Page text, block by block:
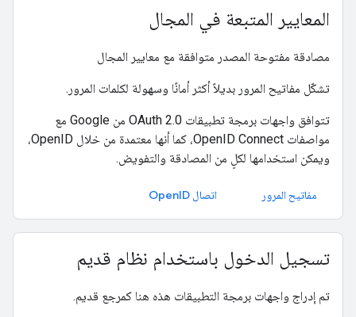
المعايير المتبعة في المجال
مصادقة مفتوحة المصدر متوافقة مع معايير المجال
تشكّل مفاتيح المرور بديلاً أكثر أمانًا وسهولة لكلمات المرور.
تتوافق واجهات برمجة تطبيقات OAuth 2.0 من Google مع
مواصفات OpenID Connect، كما أنها معتمدة من خلال OpenID،
ويمكن استخدامها لكلٍ من المصادقة والتفويض.
مفاتيح المرور اتصال OpenID
تسجيل الدخول باستخدام نظام قديم
تم إدراج واجهات برمجة التطبيقات هذه هنا كمرجع قديم.